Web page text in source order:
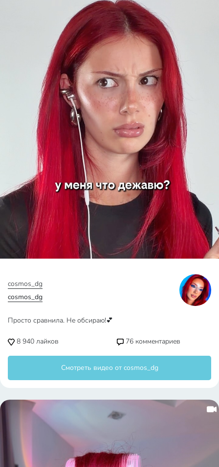
cosmos_dg
cosmos_dg
Просто сравнила. Не обсираю!💕
8 940 лайков 76 комментариев
Смотреть видео от cosmos_dg